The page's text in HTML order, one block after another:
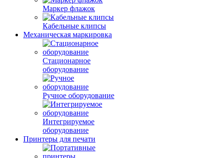
Маркер флажок
Кабельные клипсы
Механическая маркировка
Стационарное
оборудование
Ручное оборудование
Интегрируемое
оборудование
Принтеры для печати